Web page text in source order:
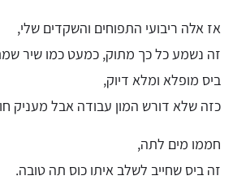
אז אלה ריבועי התפוחים והשקדים שלי,
זה נשמע כל כך מתוק, כמעט כמו שיר
ביס מופלא ומלא דיוק,
כזה שלא דורש המון עבודה אבל מעניק
חממו מים לתה,
זה ביס שחייב לשלב איתו כוס תה טובה.